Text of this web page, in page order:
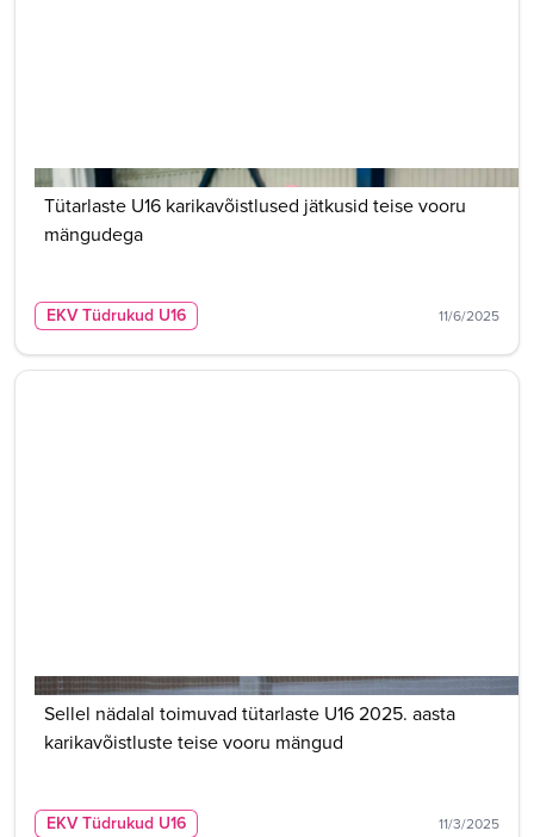
Tütarlaste U16 karikavõistlused jätkusid teise vooru
mängudega
EKV Tüdrukud U16 11/6/2025
Sellel nädalal toimuvad tütarlaste U16 2025. aasta
karikavõistluste teise vooru mängud
EKV Tüdrukud U16 11/3/2025